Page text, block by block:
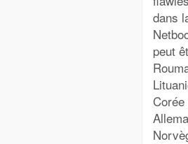
dans
peut